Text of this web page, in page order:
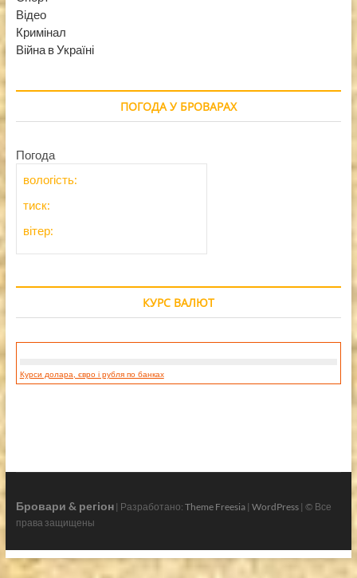
Відео
Кримінал
Війна в Україні
ПОГОДА У БРОВАРАХ
Погода
вологість:
тиск:
вітер:
КУРС ВАЛЮТ
Курси долара, євро і рубля по банках
Бровари & регіон| Разработано: Theme Freesia| WordPress| © Все
права защищены